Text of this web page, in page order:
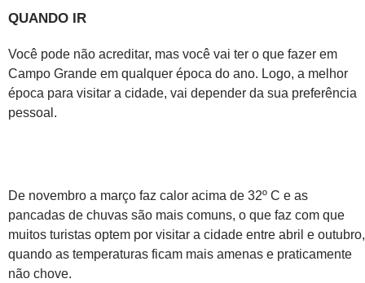
QUANDO IR
Você pode não acreditar, mas você vai ter o que fazer em
Campo Grande em qualquer época do ano. Logo, a melhor
época para visitar a cidade, vai depender da sua preferência
pessoal.
De novembro a março faz calor acima de 32º C e as
pancadas de chuvas são mais comuns, o que faz com que
muitos turistas optem por visitar a cidade entre abril e outubro,
quando as temperaturas ficam mais amenas e praticamente
não chove.